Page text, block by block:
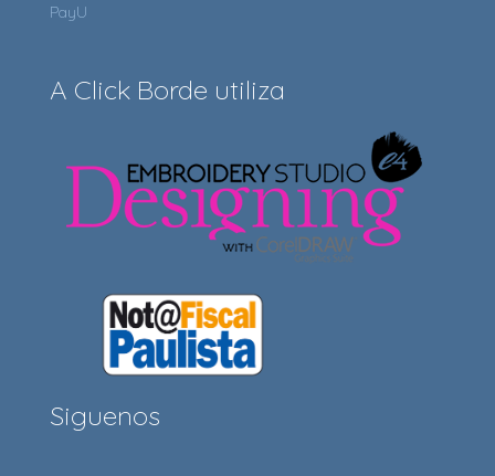
PayU
A Click Borde utiliza
Siguenos